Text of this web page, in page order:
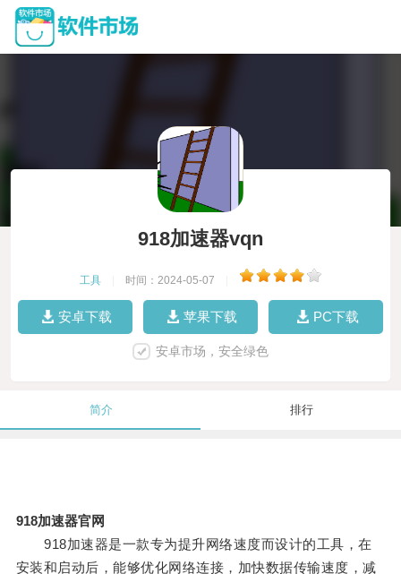
918加速器vqn
工具 时间：2024-05-07
安卓下载 苹果下载 PC下载
安卓市场，安全绿色
简介 排行
918加速器官网
918加速器是一款专为提升网络速度而设计的工具，在
安装和启动后，能够优化网络连接，加快数据传输速度，减